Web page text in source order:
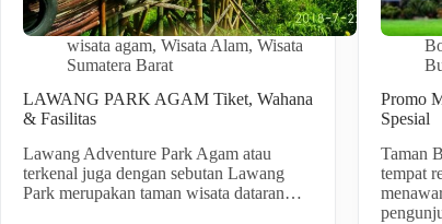
wisata agam, Wisata Alam, Wisata
Sumatera Barat
LAWANG PARK AGAM Tiket, Wahana
& Fasilitas
Lawang Adventure Park Agam atau
terkenal juga dengan sebutan Lawang
Park merupakan taman wisata dataran…
Promo
Spesial
Taman
tempat